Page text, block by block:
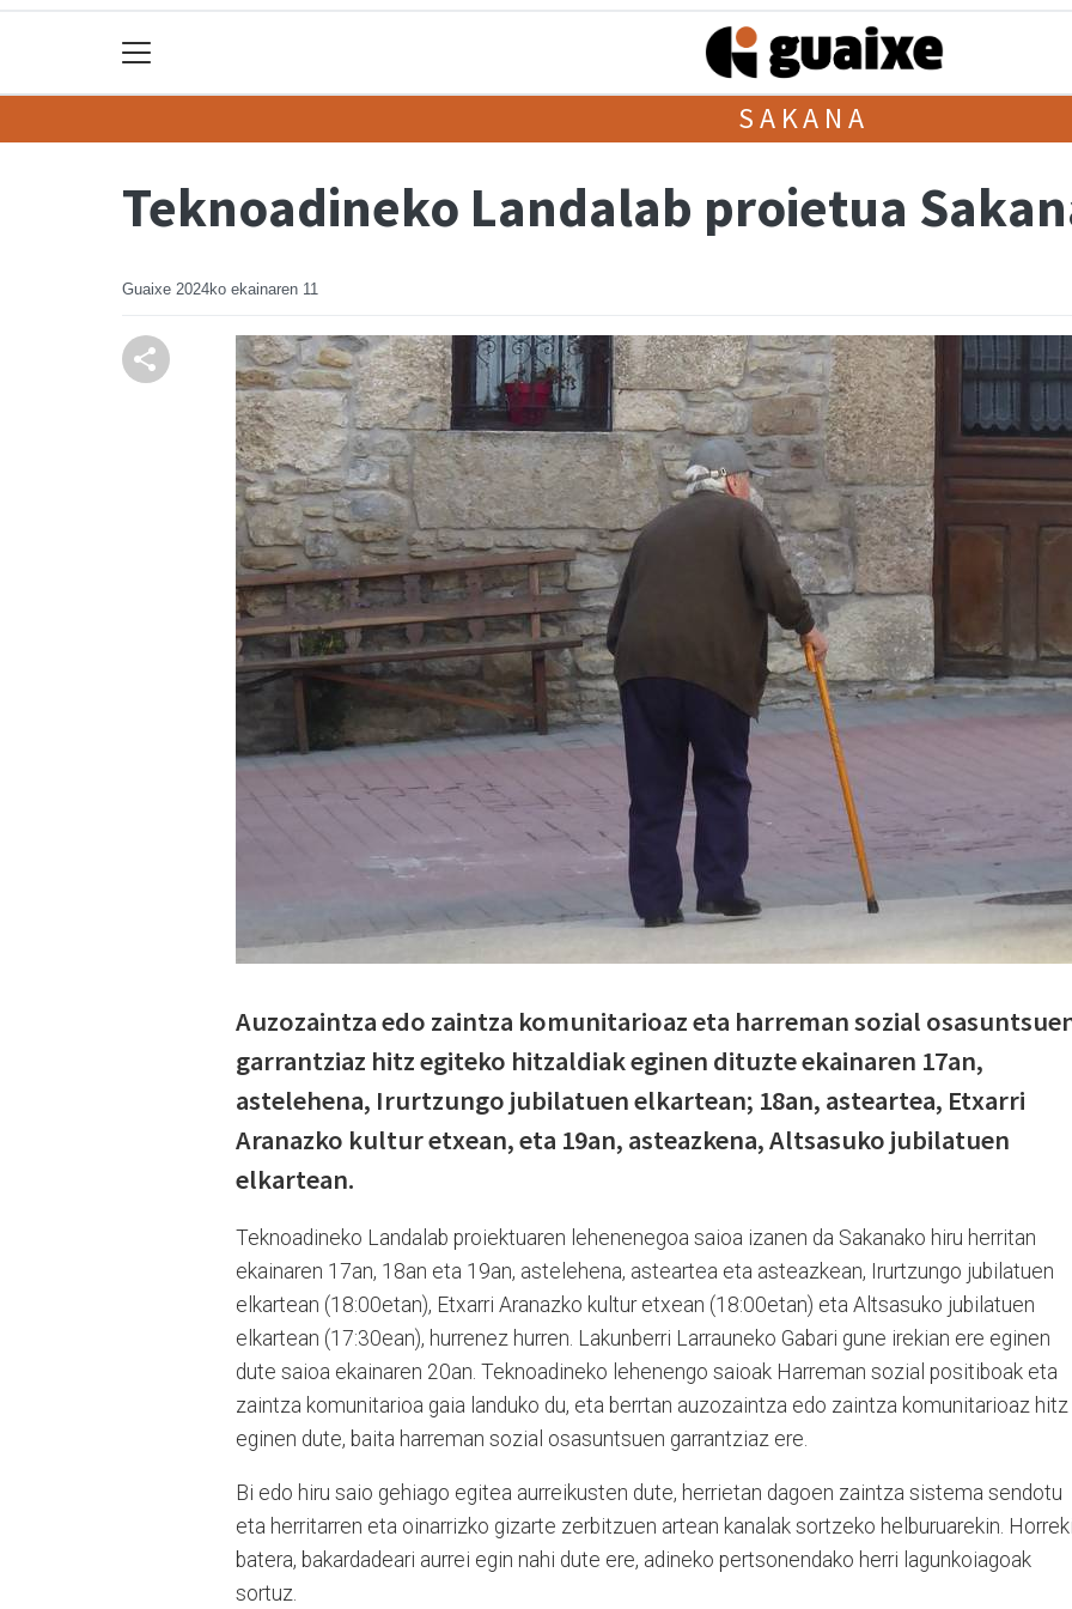
SAKANA
Teknoadineko Landalab proietua
Guaixe 2024ko ekainaren 11
Auzozaintza edo zaintza komunitarioaz eta harreman sozial
garrantziaz hitz egiteko hitzaldiak eginen dituzte ekainaren 17an,
astelehena, Irurtzungo jubilatuen elkartean; 18an, asteartea, Etxarri
Aranazko kultur etxean, eta 19an, asteazkena, Altsasuko jubilatuen
elkartean.
Teknoadineko Landalab proiektuaren lehenenegoa saioa izanen da Sakanako hiru herritan
ekainaren 17an, 18an eta 19an, astelehena, asteartea eta asteazkean, Irurtzungo jubilatuen
elkartean (18:00etan), Etxarri Aranazko kultur etxean (18:00etan) eta Altsasuko jubilatuen
elkartean (17:30ean), hurrenez hurren. Lakunberri Larrauneko Gabari gune irekian ere eginen
dute saioa ekainaren 20an. Teknoadineko lehenengo saioak Harreman sozial positiboak eta
zaintza komunitarioa gaia landuko du, eta berrtan auzozaintza edo zaintza komunitarioaz hitz
eginen dute, baita harreman sozial osasuntsuen garrantziaz ere.
Bi edo hiru saio gehiago egitea aurreikusten dute, herrietan dagoen zaintza sistema sendotu
eta herritarren eta oinarrizko gizarte zerbitzuen artean kanalak sortzeko helburuarekin.
batera, bakardadeari aurrei egin nahi dute ere, adineko pertsonendako herri lagunkoiagoak
sortuz.